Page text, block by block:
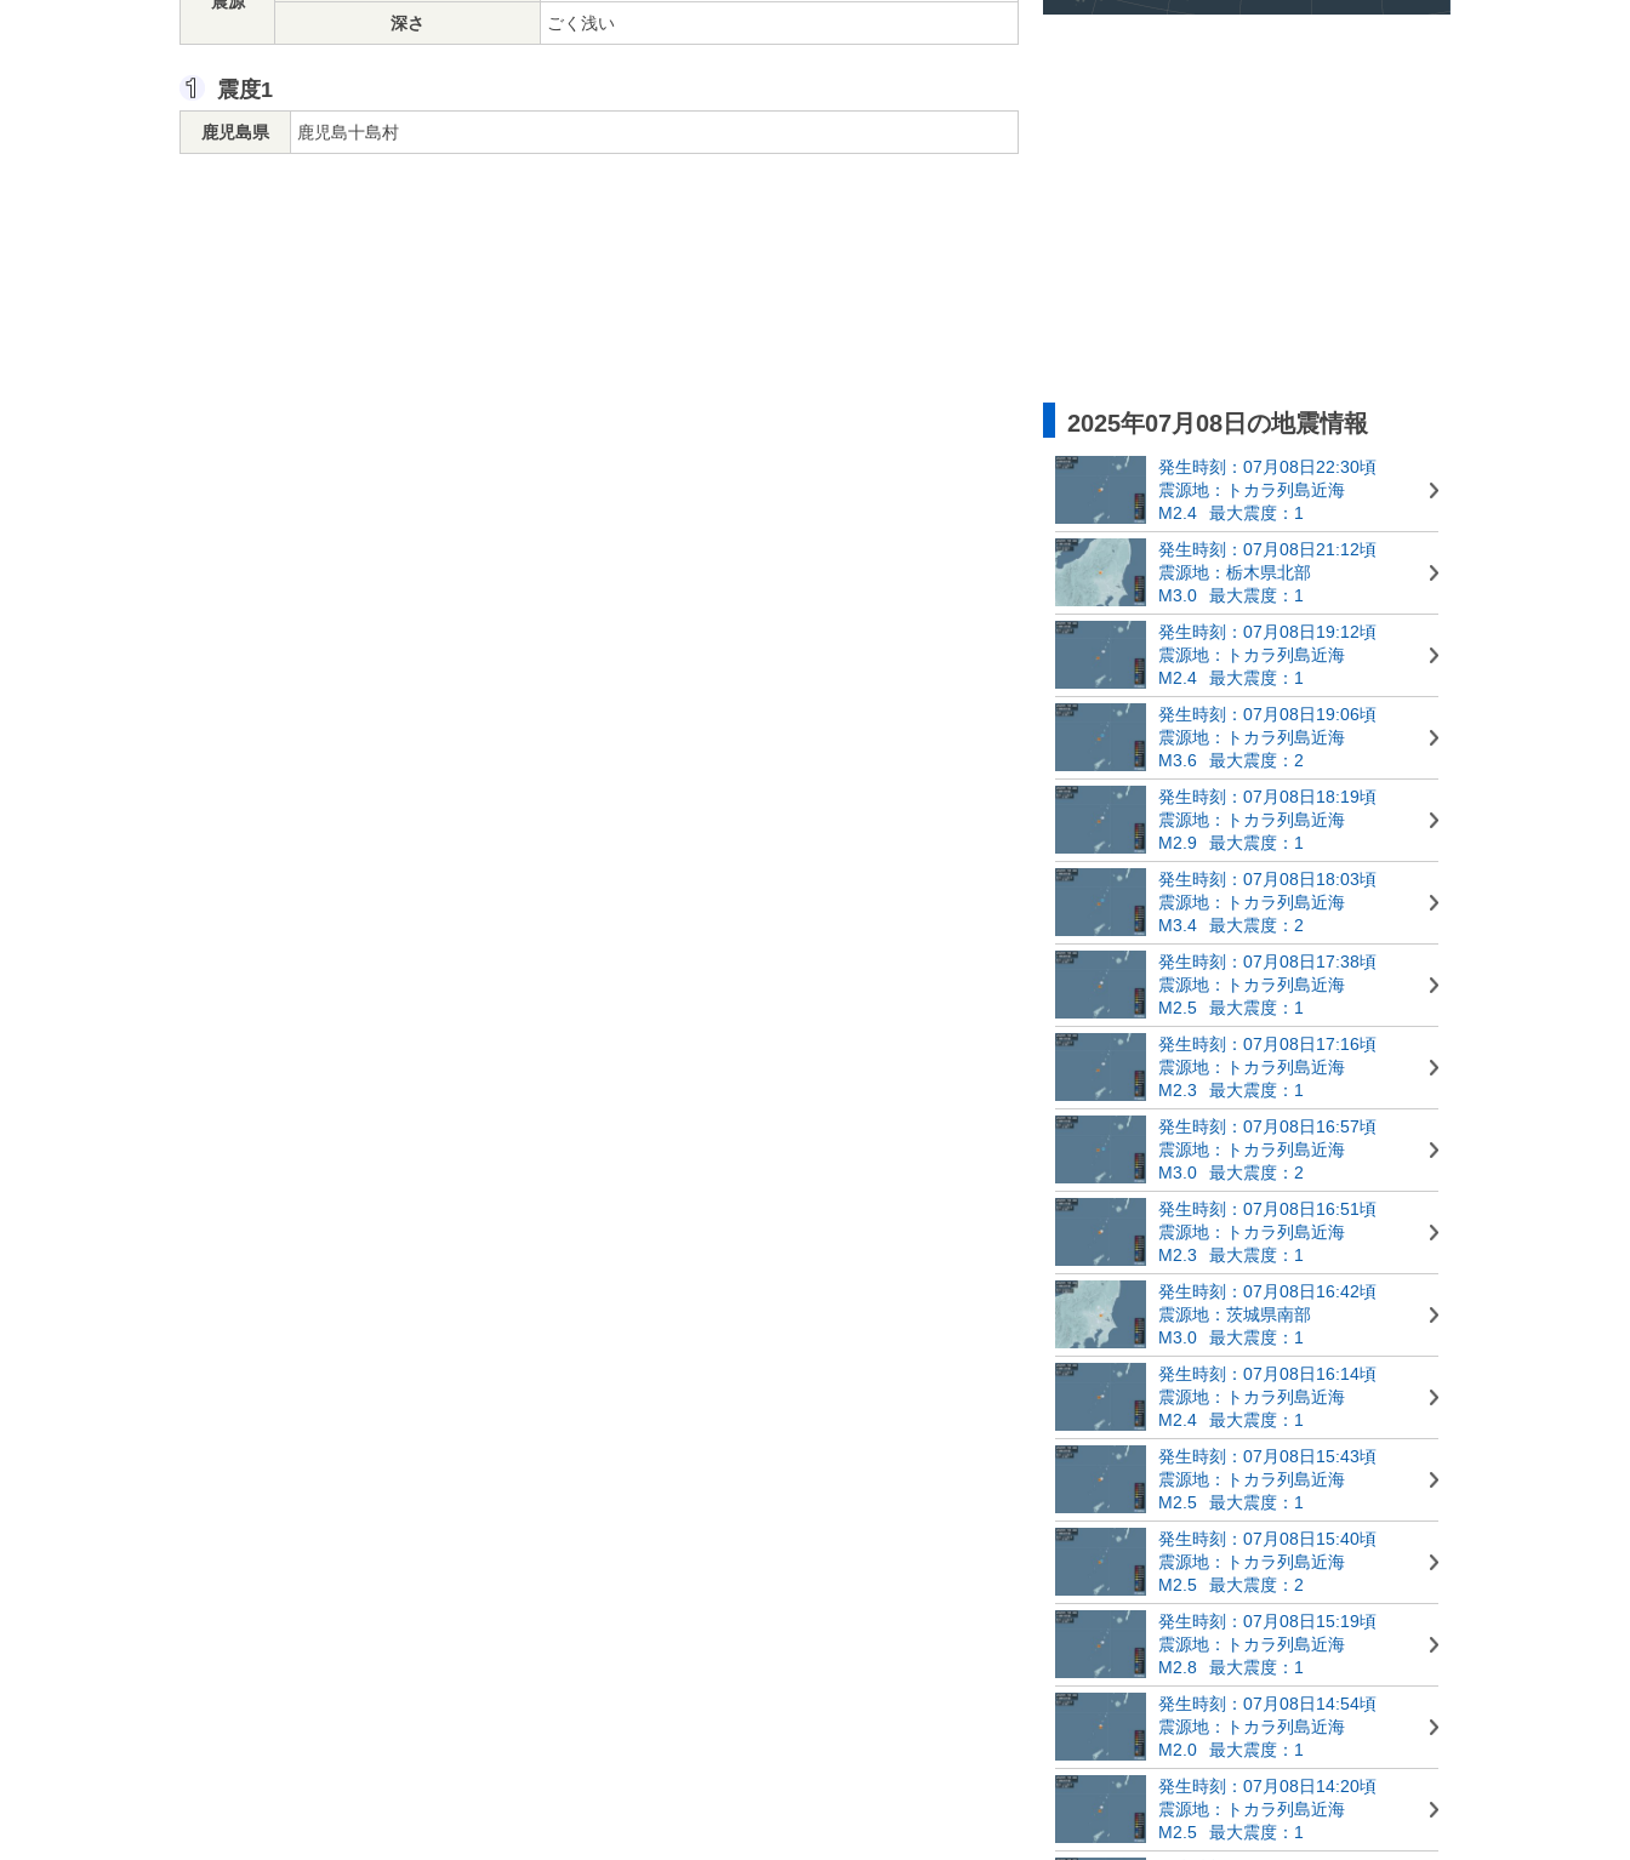
深さ
ごく浅い
震度1
鹿児島県 鹿児島十島村
2025年07月08日の地震情報
発生時刻：07月08日22:30頃
震源地：トカラ列島近海
M2.4
最大震度：1
発生時刻：07月08日21:12頃
震源地：栃木県北部
M3.0
最大震度：1
発生時刻：07月08日19:12頃
震源地：トカラ列島近海
M2.4
最大震度：1
発生時刻：07月08日19:06頃
震源地：トカラ列島近海
M3.6
最大震度：2
発生時刻：07月08日18:19頃
震源地：トカラ列島近海
M2.9
最大震度：1
発生時刻：07月08日18:03頃
震源地：トカラ列島近海
M3.4
最大震度：2
発生時刻：07月08日17:38頃
震源地：トカラ列島近海
M2.5
最大震度：1
発生時刻：07月08日17:16頃
震源地：トカラ列島近海
M2.3
最大震度：1
発生時刻：07月08日16:57頃
震源地：トカラ列島近海
M3.0
最大震度：2
発生時刻：07月08日16:51頃
震源地：トカラ列島近海
M2.3
最大震度：1
発生時刻：07月08日16:42頃
震源地：茨城県南部
M3.0
最大震度：1
発生時刻：07月08日16:14頃
震源地：トカラ列島近海
M2.4
最大震度：1
発生時刻：07月08日15:43頃
震源地：トカラ列島近海
M2.5
最大震度：1
発生時刻：07月08日15:40頃
震源地：トカラ列島近海
M2.5
最大震度：2
発生時刻：07月08日15:19頃
震源地：トカラ列島近海
M2.8
最大震度：1
発生時刻：07月08日14:54頃
震源地：トカラ列島近海
M2.0
最大震度：1
発生時刻：07月08日14:20頃
震源地：トカラ列島近海
M2.5
最大震度：1